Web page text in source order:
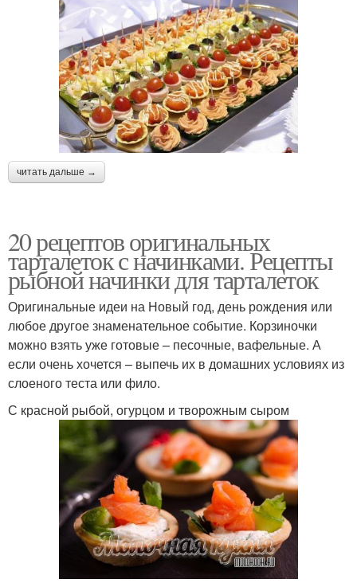
читать дальше →
20 рецептов оригинальных
тарталеток с начинками. Рецепты
рыбной начинки для тарталеток
Оригинальные идеи на Новый год, день рождения или
любое другое знаменательное событие. Корзиночки
можно взять уже готовые – песочные, вафельные. А
если очень хочется – выпечь их в домашних условиях из
слоеного теста или фило.
С красной рыбой, огурцом и творожным сыром